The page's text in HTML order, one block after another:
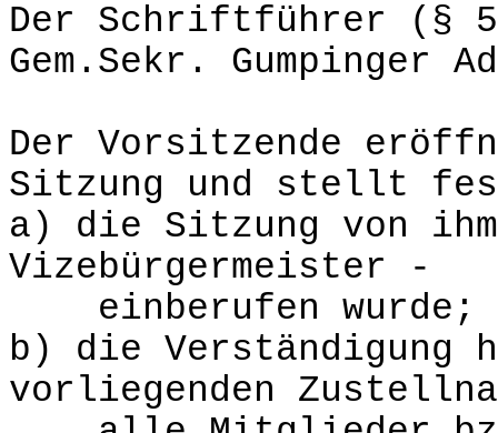
Der Schriftführer (§
Gem.Sekr. Gumpinger
Der Vorsitzende
Sitzung und stellt
a) die Sitzung von
Vizebürgermeister -
einberufen wurde;
b) die Verständigung
vorliegenden